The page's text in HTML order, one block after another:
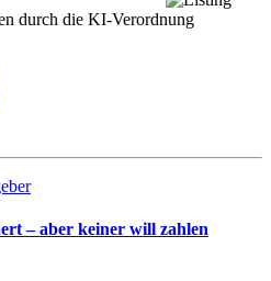
durch die KI-Verordnung
– aber keiner will zahlen